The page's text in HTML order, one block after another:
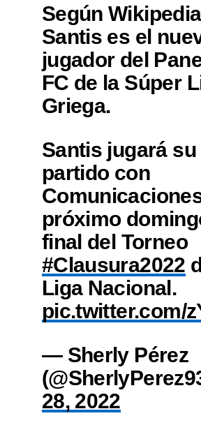
Según
Santis es el
jugador del
FC de la Súper
Griega.
Santis jugará
partido con
próximo
final del Torneo
#Clausura2022
Liga Nacional.
pic.twitter.com/
— Sherly Pérez
28, 2022